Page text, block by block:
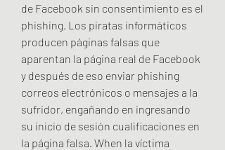
de Facebook sin consentimiento es el
phishing. Los piratas informáticos
producen páginas falsas que
aparentan la página real de Facebook
y después de eso enviar phishing
correos electrónicos o mensajes a la
sufridor, engañando en ingresando
su inicio de sesión cualificaciones en
la página falsa. When la víctima